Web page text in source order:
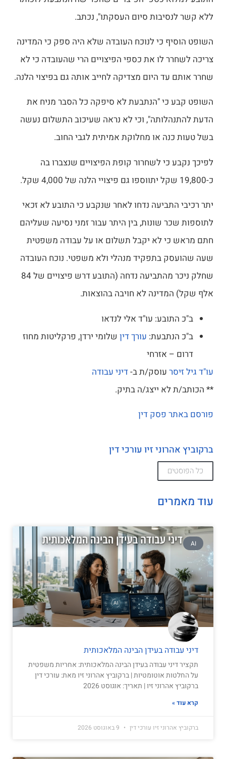
ללא קשר לנסיבות סיום העסקתו", נכתב.
השופט הוסיף כי לנוכח העובדה שלא היה ספק כי המדינה
צריכה לשחרר לו את כספי הפיצויים הרי שהעובדה כי לא
שחרר אותם עד היום מצדיקה לחייב אותה גם בפיצוי הלנה.
השופט קבע כי "הנתבעת לא סיפקה כל הסבר מניח את
הדעת להתנהלותה", וכי לא נראה שעיכוב התשלום נעשה
בשל טעות כנה או מחלוקת אמיתית לגבי החוב.
לפיכך נקבע כי לשחרור קופת הפיצויים שנצברו בה
כ-19,800 שקל יתווספו גם פיצויי הלנה של 4,000 שקל.
יתר רכיבי התביעה נדחו לאחר שנקבע כי התובע לא זכאי
לתוספות שכר שונות, בין היתר עבור זמני נסיעה שעליהם
חתם מראש כי לא יקבל תשלום או על עבודה משפטית
שעה שהועסק בתפקיד מנהלי ולא משפטי. נוכח העובדה
שחלק ניכר מהתביעה נדחה (התובע דרש פיצויים של 84
אלף שקל) המדינה לא חויבה בהוצאות.
ב"כ התובע: עו"ד אלי לנדאו
ב"כ הנתבעת: עורך דין שלומי ירדן, פרקליטות מחוז
דרום – אזרחי
עו"ד גיל זיסר עוסק/ת ב-דיני עבודה
** הכותב/ת לא ייצג/ה בתיק.
פורסם באתר פסק דין
ברקוביץ אהרוני זיו עורכי דין
כל הפוסטים
עוד מאמרים
AI
דיני עבודה בעידן הבינה המלאכותית
תקציר דיני עבודה בעידן הבינה המלאכותית: אחריות משפטית
על החלטות אוטומטיות | ברקוביץ אהרוני זיו מאת: עורכי דין
ברקוביץ אהרוני זיו | תאריך: אוגוסט 2026
קרא עוד »
ברקוביץ אהרוני זיו עורכי דין